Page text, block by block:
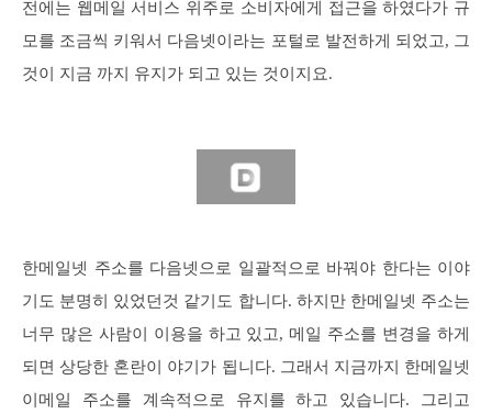
전에는 웹메일 서비스 위주로 소비자에게 접근을 하였다가 규
모를 조금씩 키워서 다음넷이라는 포털로 발전하게 되었고, 그
것이 지금 까지 유지가 되고 있는 것이지요.
한메일넷 주소를 다음넷으로 일괄적으로 바꿔야 한다는 이야
기도 분명히 있었던것 같기도 합니다. 하지만 한메일넷 주소는
너무 많은 사람이 이용을 하고 있고, 메일 주소를 변경을 하게
되면 상당한 혼란이 야기가 됩니다. 그래서 지금까지 한메일넷
이메일 주소를 계속적으로 유지를 하고 있습니다. 그리고